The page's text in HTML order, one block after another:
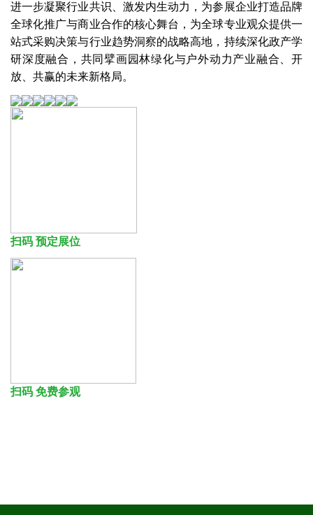
进一步凝聚行业共识、激发内生动力，为参展企业打造品牌
全球化推广与商业合作的核心舞台，为全球专业观众提供一
站式采购决策与行业趋势洞察的战略高地，持续深化政产学
研深度融合，共同擘画园林绿化与户外动力产业融合、开
放、共赢的未来新格局。
扫码 预定展位
扫码 免费参观